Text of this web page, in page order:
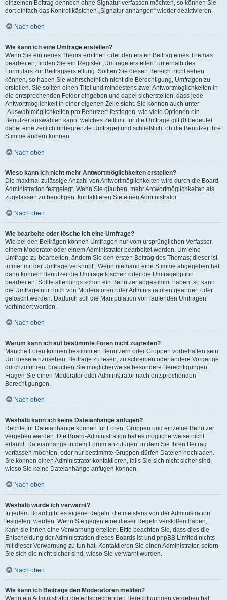
einzelnen Beitrag dennoch ohne Signatur verfassen möchten, so können Sie
dort einfach das Kontrollkästchen „Signatur anhängen“ wieder deaktivieren.
Nach oben
Wie kann ich eine Umfrage erstellen?
Wenn Sie ein neues Thema eröffnen oder den ersten Beitrag eines Themas
bearbeiten, finden Sie ein Register „Umfrage erstellen“ unterhalb des
Formulars zur Beitragserstellung. Sollten Sie diesen Bereich nicht sehen
können, so haben Sie wahrscheinlich nicht die Berechtigung, Umfragen zu
erstellen. Sie sollten einen Titel und mindestens zwei Antwortmöglichkeiten in
die entsprechenden Felder eingeben und dabei sicherstellen, dass jede
Antwortmöglichkeit in einer eigenen Zeile steht. Sie können auch unter
„Auswahlmöglichkeiten pro Benutzer“ festlegen, wie viele Optionen ein
Benutzer auswählen kann, welches Zeitlimit für die Umfrage gilt (0 bedeutet
dabei eine zeitlich unbegrenzte Umfrage) und schließlich, ob die Benutzer ihre
Stimme ändern können.
Nach oben
Wieso kann ich nicht mehr Antwortmöglichkeiten erstellen?
Die maximal zulässige Anzahl von Antwortmöglichkeiten wird durch die Board-
Administration festgelegt. Wenn Sie glauben, mehr Antwortmöglichkeiten als
zugelassen zu benötigen, kontaktieren Sie einen Administrator.
Nach oben
Wie bearbeite oder lösche ich eine Umfrage?
Wie bei den Beiträgen können Umfragen nur vom ursprünglichen Verfasser,
einem Moderator oder einem Administrator bearbeitet werden. Um eine
Umfrage zu bearbeiten, ändern Sie den ersten Beitrag des Themas; dieser ist
immer mit der Umfrage verknüpft. Wenn niemand eine Stimme abgegeben hat,
dann können Benutzer die Umfrage löschen oder die Umfrageoption
bearbeiten. Sollte allerdings schon ein Benutzer abgestimmt haben, so kann
die Umfrage nur noch von Moderatoren oder Administratoren geändert oder
gelöscht werden. Dadurch soll die Manipulation von laufenden Umfragen
verhindert werden.
Nach oben
Warum kann ich auf bestimmte Foren nicht zugreifen?
Manche Foren können bestimmten Benutzern oder Gruppen vorbehalten sein.
Um diese einzusehen, Beiträge zu lesen, zu schreiben oder andere Vorgänge
durchzuführen, brauchen Sie möglicherweise besondere Berechtigungen.
Fragen Sie einen Moderator oder Administrator nach entsprechenden
Berechtigungen.
Nach oben
Weshalb kann ich keine Dateianhänge anfügen?
Rechte für Dateianhänge können für Foren, Gruppen und einzelne Benutzer
vergeben werden. Die Board-Administration hat es möglicherweise nicht
erlaubt, Dateianhänge in dem Forum anzufügen, in dem Sie Ihren Beitrag
verfassen möchten, oder nur bestimmte Gruppen dürfen Dateien hochladen.
Sie können einen Administrator kontaktieren, falls Sie sich nicht sicher sind,
wieso Sie keine Dateianhänge anfügen können.
Nach oben
Weshalb wurde ich verwarnt?
In jedem Board gibt es eigene Regeln, die meistens von der Administration
festgelegt werden. Wenn Sie gegen eine dieser Regeln verstoßen haben,
kann sie Ihnen eine Verwarnung erteilen. Bitte beachten Sie, dass dies die
Entscheidung der Administration dieses Boards ist und phpBB Limited nichts
mit dieser Verwarnung zu tun hat. Kontaktieren Sie einen Administrator, sofern
Sie sich die nicht sicher sind, wieso Sie verwarnt wurden.
Nach oben
Wie kann ich Beiträge den Moderatoren melden?
Wenn ein Administrator die entsprechenden Berechtigungen vergeben hat,